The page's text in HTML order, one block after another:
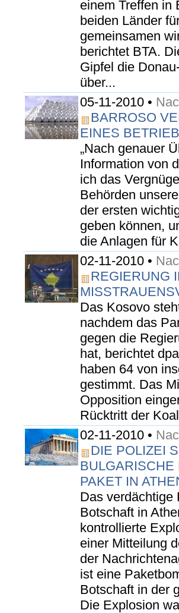
einem Treffen in
beiden Länder
gemeinsamen
berichtet BTA.
Gipfel die
über...
05-11-2010 •
BARROSO
EINES
„Nach genauer
Information von
ich das
Behörden
der ersten
geben können,
die Anlagen für
02-11-2010 •
REGIERUNG
Das Kosovo
nachdem das
gegen die
hat, berichtet
haben 64 von
gestimmt. Das
Opposition
Rücktritt der
02-11-2010 •
DIE POLIZEI
BULGARISCHE
PAKET IN
Das verdächtige
Botschaft in
kontrollierte
einer Mitteilung
der
ist eine
Botschaft in der
Die Explosion